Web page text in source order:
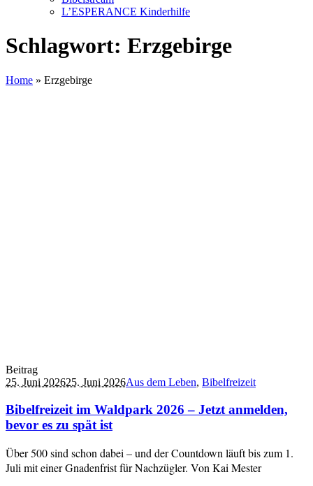
L’ESPERANCE Kinderhilfe
Schlagwort: Erzgebirge
Home » Erzgebirge
Beitrag
25. Juni 202625. Juni 2026Aus dem Leben, Bibelfreizeit
Bibelfreizeit im Waldpark 2026 – Jetzt anmelden,
bevor es zu spät ist
Über 500 sind schon dabei – und der Countdown läuft bis zum 1.
Juli mit einer Gnadenfrist für Nachzügler. Von Kai Mester